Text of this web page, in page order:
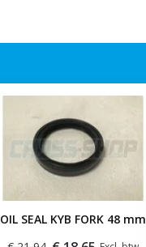
OIL SEAL KYB FORK 48 mm